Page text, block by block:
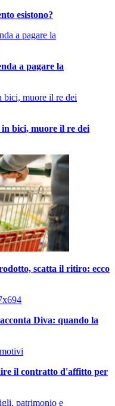
esistono?
a pagare la
bici, muore il re dei
scatta il ritiro: ecco
Diva: quando la
il contratto d'affitto per